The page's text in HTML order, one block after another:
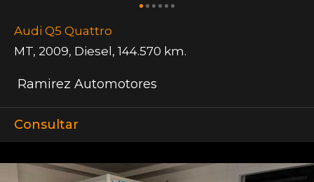
Audi Q5 Quattro
MT, 2009, Diesel , 144.570 km.
Ramirez Automotores
Consultar